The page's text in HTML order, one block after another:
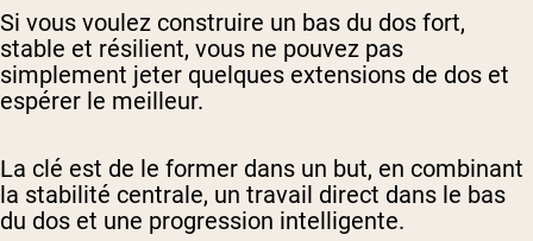
Si vous voulez construire un bas du dos fort,
stable et résilient, vous ne pouvez pas
simplement jeter quelques extensions de dos et
espérer le meilleur.
La clé est de le former dans un but, en combinant
la stabilité centrale, un travail direct dans le bas
du dos et une progression intelligente.